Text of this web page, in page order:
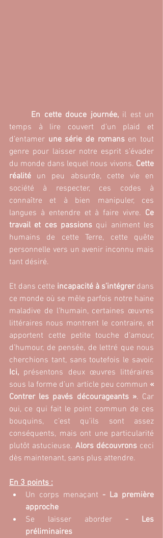
	En cette douce journée,
il est un
temps à lire couvert d’un plaid et
d’entamer une série de romans en tout
genre pour laisser notre esprit s’évader
du monde dans lequel nous vivons. Cette
réalité un peu absurde, cette vie en
société à respecter, ces codes à
connaître et à bien manipuler, ces
langues à entendre et à faire vivre. Ce
travail et ces passions qui animent les
humains de cette Terre, cette quête
personnelle vers un avenir inconnu mais
tant désiré.
Et dans cette incapacité à s’intégrer dans
ce monde où se mêle parfois notre haine
maladive de l’humain, certaines œuvres
littéraires nous montrent le contraire, et
apportent cette petite touche d’amour,
d’humour, de pensée, de lettré que nous
cherchions tant, sans toutefois le savoir.
Ici, présentons deux œuvres littéraires
sous la forme d’un article peu commun «
Contrer les pavés décourageants ». Car
oui, ce qui fait le point commun de ces
bouquins, c’est qu’ils sont assez
conséquents, mais ont une particularité
plutôt astucieuse. Alors découvrons ceci
dès maintenant, sans plus attendre.
En 3 points :
Un corps menaçant - La première
approche
Se laisser aborder - Les
préliminaires